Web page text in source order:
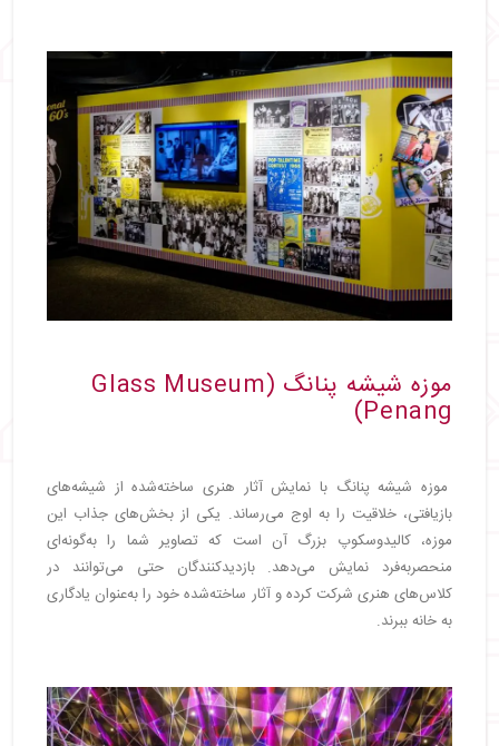
موزه شیشه پنانگ (Glass Museum
Penang)
موزه شیشه پنانگ با نمایش آثار هنری ساخته‌شده از شیشه‌های
بازیافتی، خلاقیت را به اوج می‌رساند. یکی از بخش‌های جذاب این
موزه، کالیدوسکوپ بزرگ آن است که تصاویر شما را به‌گونه‌ای
منحصربه‌فرد نمایش می‌دهد. بازدیدکنندگان حتی می‌توانند در
کلاس‌های هنری شرکت کرده و آثار ساخته‌شده خود را به‌عنوان یادگاری
به خانه ببرند.